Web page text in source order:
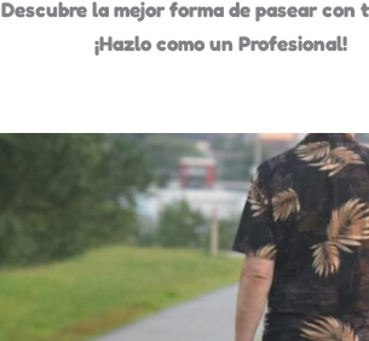
Descubre la mejor forma de pasear con
¡Hazlo como un Profesional!